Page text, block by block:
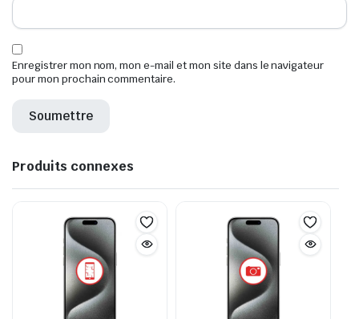
Enregistrer mon nom, mon e-mail et mon site dans le navigateur
pour mon prochain commentaire.
Produits connexes